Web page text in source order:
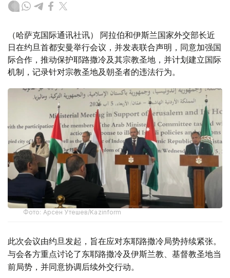
（哈萨克国际通讯社讯） 阿拉伯和伊斯兰国家外交部长近
日在约旦首都安曼举行会议，并发表联合声明，同意加强国
际合作，推动保护耶路撒冷及其宗教圣地，并计划建立国际
机制，记录针对宗教圣地及朝圣者的违法行为。
Фото: Арсен Утешев/Kazinform
此次会议由约旦发起，旨在应对东耶路撒冷局势持续紧张。
与会各方重点讨论了东耶路撒冷及伊斯兰教、基督教圣地当
前局势，并同意协调后续外交行动。